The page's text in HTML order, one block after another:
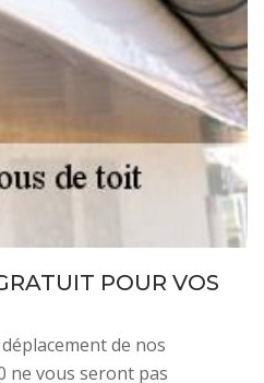
POUR VOS
de nos
ne vous seront pas